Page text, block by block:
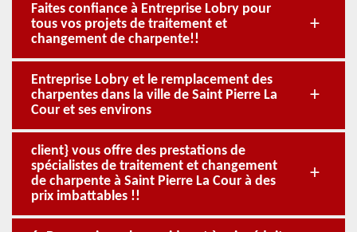
Faites confiance à Entreprise Lobry pour
tous vos projets de traitement et
changement de charpente!!
Entreprise Lobry et le remplacement des
charpentes dans la ville de Saint Pierre La
Cour et ses environs
client} vous offre des prestations de
spécialistes de traitement et changement
de charpente à Saint Pierre La Cour à des
prix imbattables !!